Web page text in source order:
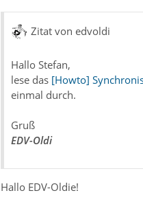
Zitat von edvoldi
Hallo Stefan,
lese das [Howto]
einmal durch.
Gruß
EDV-Oldi
Hallo EDV-Oldie!